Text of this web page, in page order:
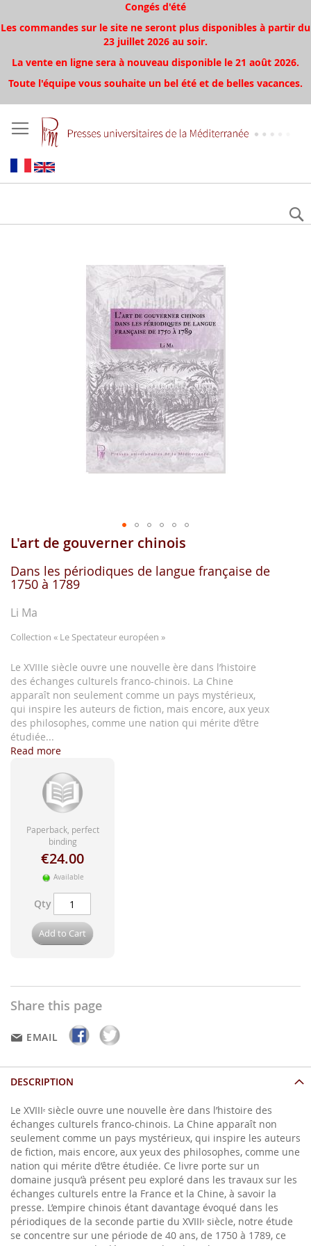
Congés d'été
Les commandes sur le site ne seront plus disponibles à partir du
23 juillet 2026 au soir.
La vente en ligne sera à nouveau disponible le 21 août 2026.
Toute l'équipe vous souhaite un bel été et de belles vacances.
Skip
the
beginning
the
gallery
L'art de gouverner chinois
Dans les périodiques de langue française de
1750 à 1789
Li Ma
Collection « Le Spectateur européen »
Le XVIIIe siècle ouvre une nouvelle ère dans l’histoire
des échanges culturels franco-chinois. La Chine
apparaît non seulement comme un pays mystérieux,
qui inspire les auteurs de fiction, mais encore, aux yeux
des philosophes, comme une nation qui mérite d’être
étudiée...
Read more
Paperback, perfect
binding
€24.00
Available
Qty
Add to Cart
Share this page
EMAIL
DESCRIPTION
Le XVIIIe siècle ouvre une nouvelle ère dans l’histoire des
échanges culturels franco-chinois. La Chine apparaît non
seulement comme un pays mystérieux, qui inspire les auteurs
de fiction, mais encore, aux yeux des philosophes, comme une
nation qui mérite d’être étudiée. Ce livre porte sur un
domaine jusqu’à présent peu exploré dans les travaux sur les
échanges culturels entre la France et la Chine, à savoir la
presse. L’empire chinois étant davantage évoqué dans les
périodiques de la seconde partie du XVIIIe siècle, notre étude
se concentre sur une période de 40 ans, de 1750 à 1789, ce